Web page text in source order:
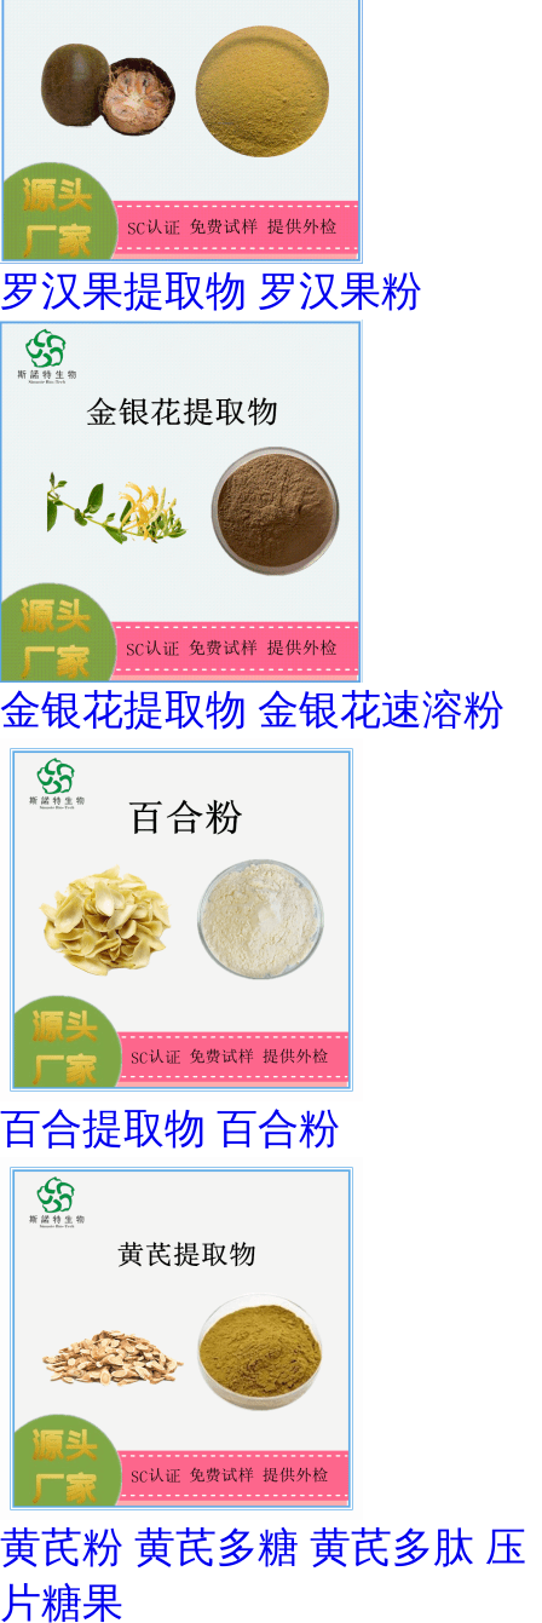
罗汉果提取物 罗汉果粉
金银花提取物 金银花速溶粉
百合提取物 百合粉
黄芪粉 黄芪多糖 黄芪多肽 压
片糖果